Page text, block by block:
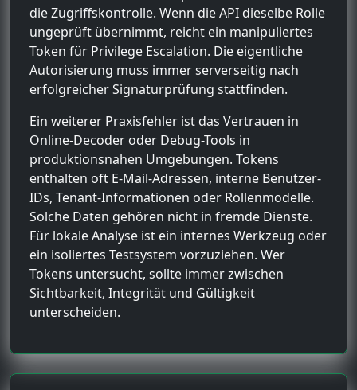
die Zugriffskontrolle. Wenn die API dieselbe Rolle
ungeprüft übernimmt, reicht ein manipuliertes
Token für Privilege Escalation. Die eigentliche
Autorisierung muss immer serverseitig nach
erfolgreicher Signaturprüfung stattfinden.
Ein weiterer Praxisfehler ist das Vertrauen in
Online-Decoder oder Debug-Tools in
produktionsnahen Umgebungen. Tokens
enthalten oft E-Mail-Adressen, interne Benutzer-
IDs, Tenant-Informationen oder Rollenmodelle.
Solche Daten gehören nicht in fremde Dienste.
Für lokale Analyse ist ein internes Werkzeug oder
ein isoliertes Testsystem vorzuziehen. Wer
Tokens untersucht, sollte immer zwischen
Sichtbarkeit, Integrität und Gültigkeit
unterscheiden.